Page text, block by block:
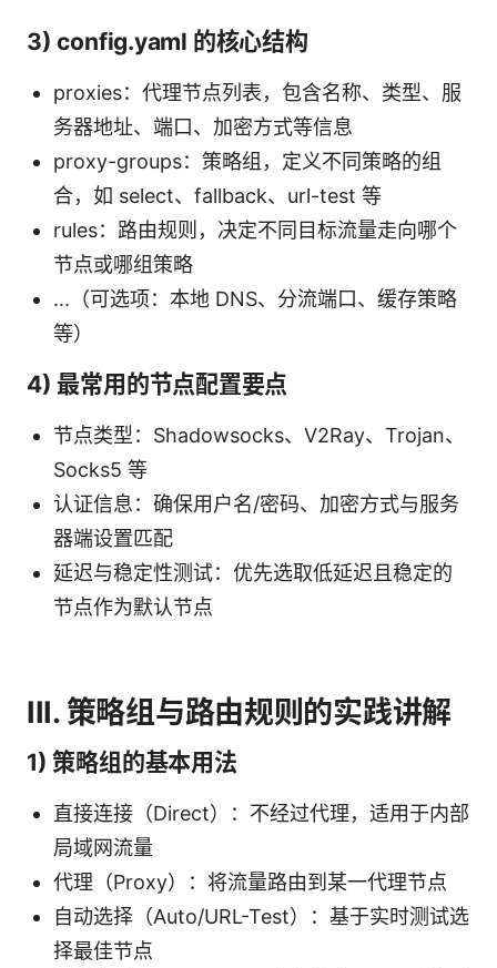
3) config.yaml 的核心结构
proxies：代理节点列表，包含名称、类型、服
务器地址、端口、加密方式等信息
proxy-groups：策略组，定义不同策略的组
合，如 select、fallback、url-test 等
rules：路由规则，决定不同目标流量走向哪个
节点或哪组策略
...（可选项：本地 DNS、分流端口、缓存策略
等）
4) 最常用的节点配置要点
节点类型：Shadowsocks、V2Ray、Trojan、
Socks5 等
认证信息：确保用户名/密码、加密方式与服务
器端设置匹配
延迟与稳定性测试：优先选取低延迟且稳定的
节点作为默认节点
III. 策略组与路由规则的实践讲解
1) 策略组的基本用法
直接连接（Direct）：不经过代理，适用于内部
局域网流量
代理（Proxy）：将流量路由到某一代理节点
自动选择（Auto/URL-Test）：基于实时测试选
择最佳节点